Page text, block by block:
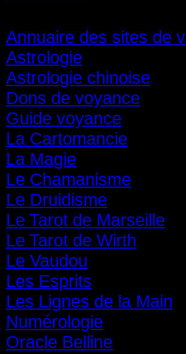
Annuaire des sites de
Astrologie
Astrologie chinoise
Dons de voyance
Guide voyance
La Cartomancie
La Magie
Le Chamanisme
Le Druidisme
Le Tarot de Marseille
Le Tarot de Wirth
Le Vaudou
Les Esprits
Les Lignes de la Main
Numérologie
Oracle Belline